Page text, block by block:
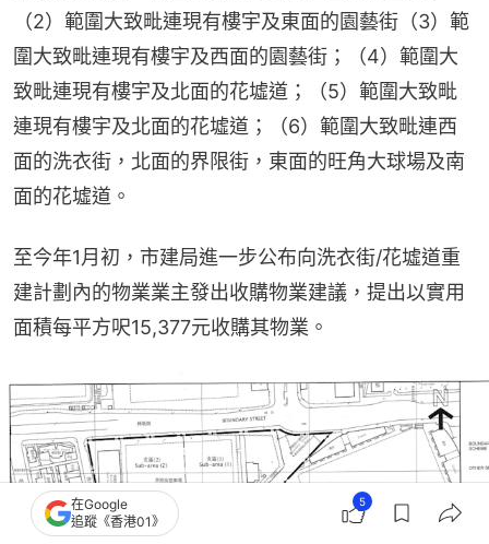
（2）範圍大致毗連現有樓宇及東面的園藝街（3）範
圍大致毗連現有樓宇及西面的園藝街；（4）範圍大
致毗連現有樓宇及北面的花墟道；（5）範圍大致毗
連現有樓宇及北面的花墟道；（6）範圍大致毗連西
面的洗衣街，北面的界限街，東面的旺角大球場及南
面的花墟道。
至今年1月初，市建局進一步公布向洗衣街/花墟道重
建計劃內的物業業主發出收購物業建議，提出以實用
面積每平方呎15,377元收購其物業。
在Google
追蹤《香港01》
5